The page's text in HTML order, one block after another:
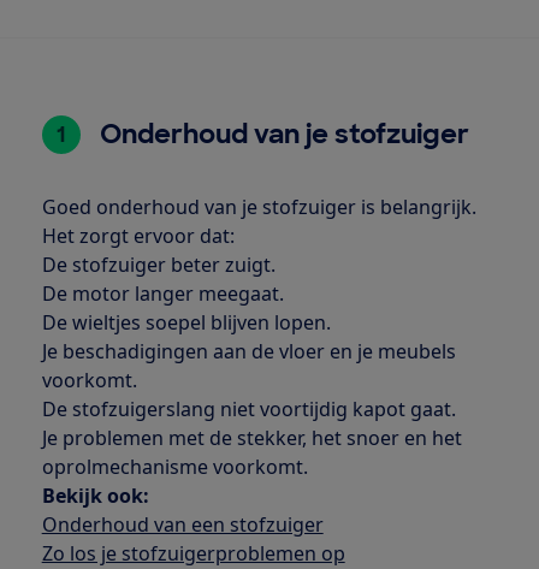
1 Onderhoud van je stofzuiger
Goed onderhoud van je stofzuiger is belangrijk.
Het zorgt ervoor dat:
De stofzuiger beter zuigt.
De motor langer meegaat.
De wieltjes soepel blijven lopen.
Je beschadigingen aan de vloer en je meubels
voorkomt.
De stofzuigerslang niet voortijdig kapot gaat.
Je problemen met de stekker, het snoer en het
oprolmechanisme voorkomt.
Bekijk ook:
Onderhoud van een stofzuiger
Zo los je stofzuigerproblemen op